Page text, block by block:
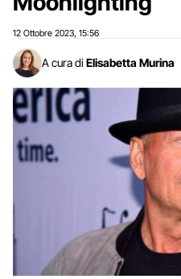
12 Ottobre 2023 15:56
A cura di Elisabetta Murina